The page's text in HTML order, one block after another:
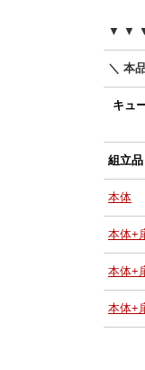
▼ ▼ ▼
＼ 本
キュ
組立品
本体
本体+
本体+
本体+